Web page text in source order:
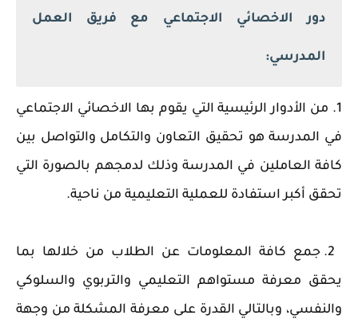
دور الاخصائي الاجتماعي مع فريق العمل
المدرسي:
1. من الأدوار الرئيسية التي يقوم بها الاخصائي الاجتماعي
في المدرسة هو تحقيق التعاون والتكامل والتواصل بين
كافة العاملين في المدرسة وذلك لدمجهم بالصورة التي
تحقق أكبر استفادة للعملية التعليمية من ناحية.
2. جمع كافة المعلومات عن الطلاب من خلالها بما
يحقق معرفة مستواهم التعليمي والتربوي والسلوكي
والنفسي، وبالتالي القدرة على معرفة المشكلة من وجهة